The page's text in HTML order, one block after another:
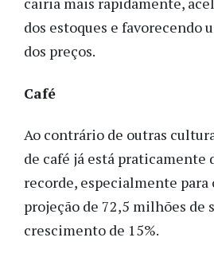
dos estoques e favorecendo
dos preços.
Café
Ao contrário de outras
de café já está praticamente
recorde, especialmente para
projeção de 72,5 milhões de
crescimento de 15%.